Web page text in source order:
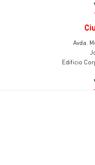
Avda.
Edificio